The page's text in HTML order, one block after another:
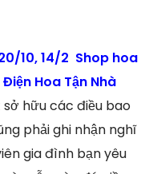
10, 14/2 Shop hoa
Hoa Tận Nhà
hữu các điều bao
phải ghi nhận nghĩ
gia đình bạn yêu